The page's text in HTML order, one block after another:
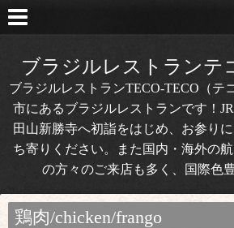
ブラジルレストランテ
ブラジルレストランTECO-TECO（テ
市にあるブラジルレストランです！
田山新勝寺へ初詣をはじめ、お参り
ち寄りください。また国内・海外の
の方々のご来店も多く、国際色
鶏肉/chicken/frango